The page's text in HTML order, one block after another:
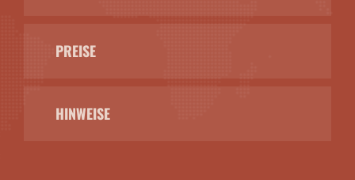
PREISE
HINWEISE